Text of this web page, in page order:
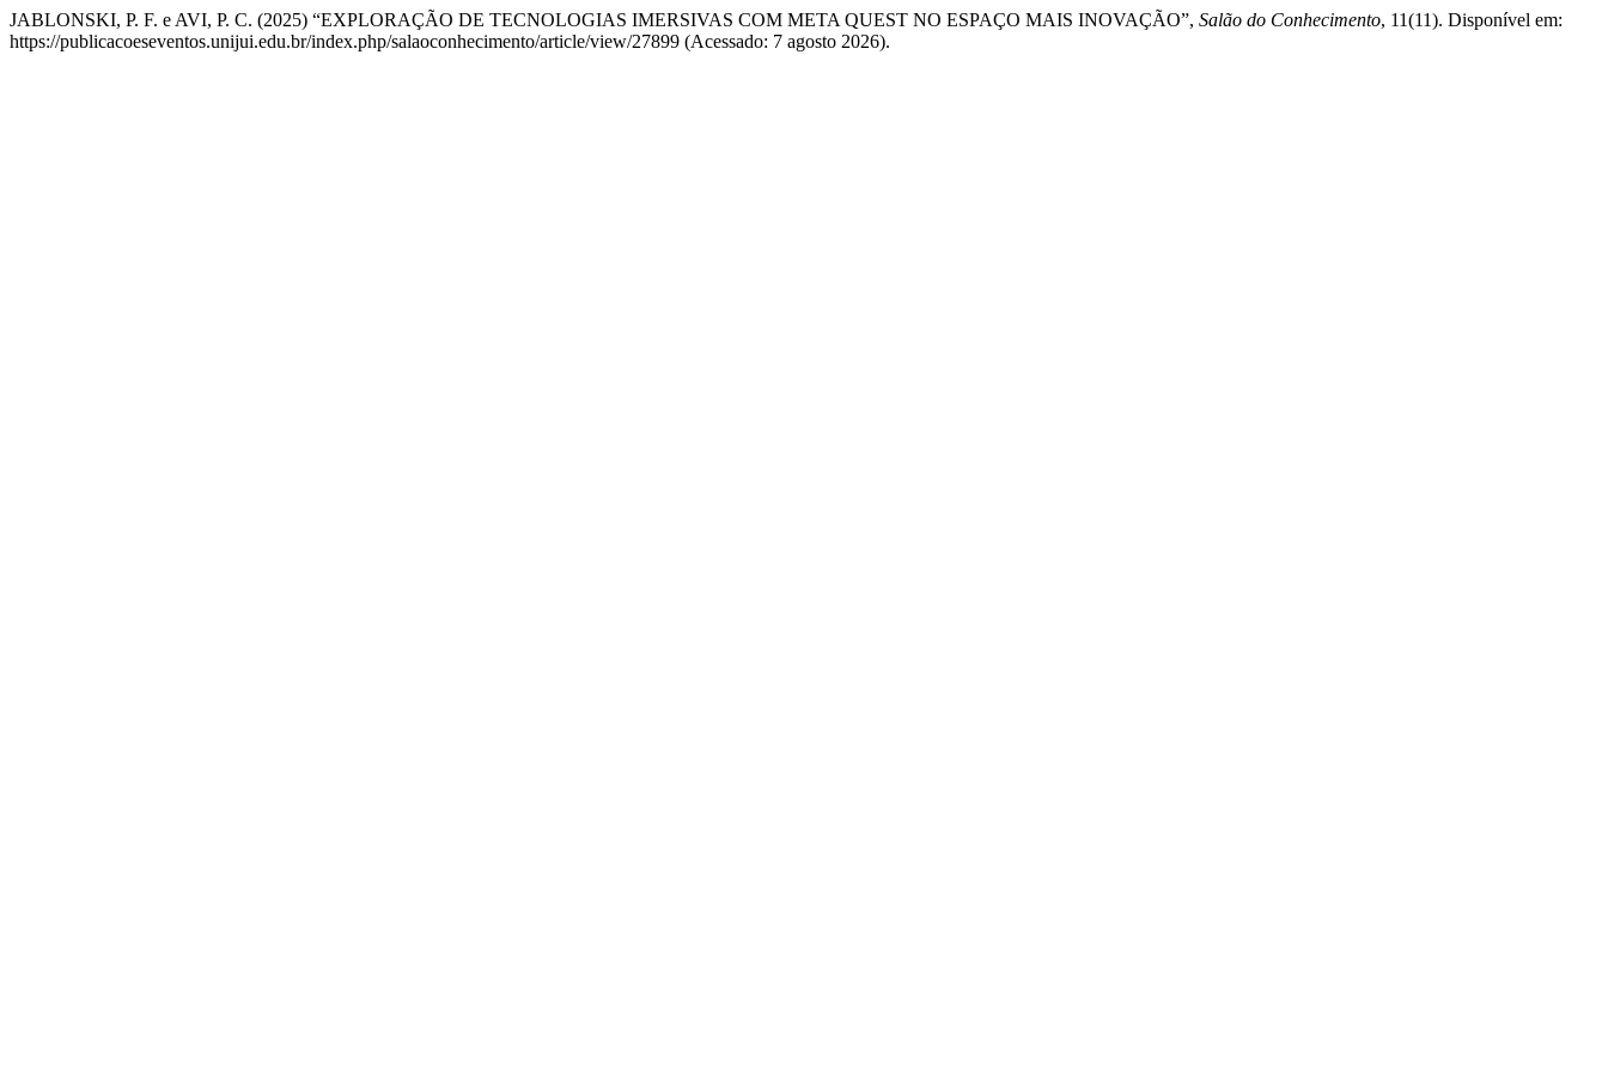
JABLONSKI, P. F. e AVI, P. C. (2025) “EXPLORAÇÃO DE TECNOLOGIAS IMERSIVAS COM META QUEST NO ESPAÇO MAIS INOVAÇÃO”, Salão do Conhecimento, 11(11). Disponível em:
https://publicacoeseventos.unijui.edu.br/index.php/salaoconhecimento/article/view/27899 (Acessado: 7 agosto 2026).